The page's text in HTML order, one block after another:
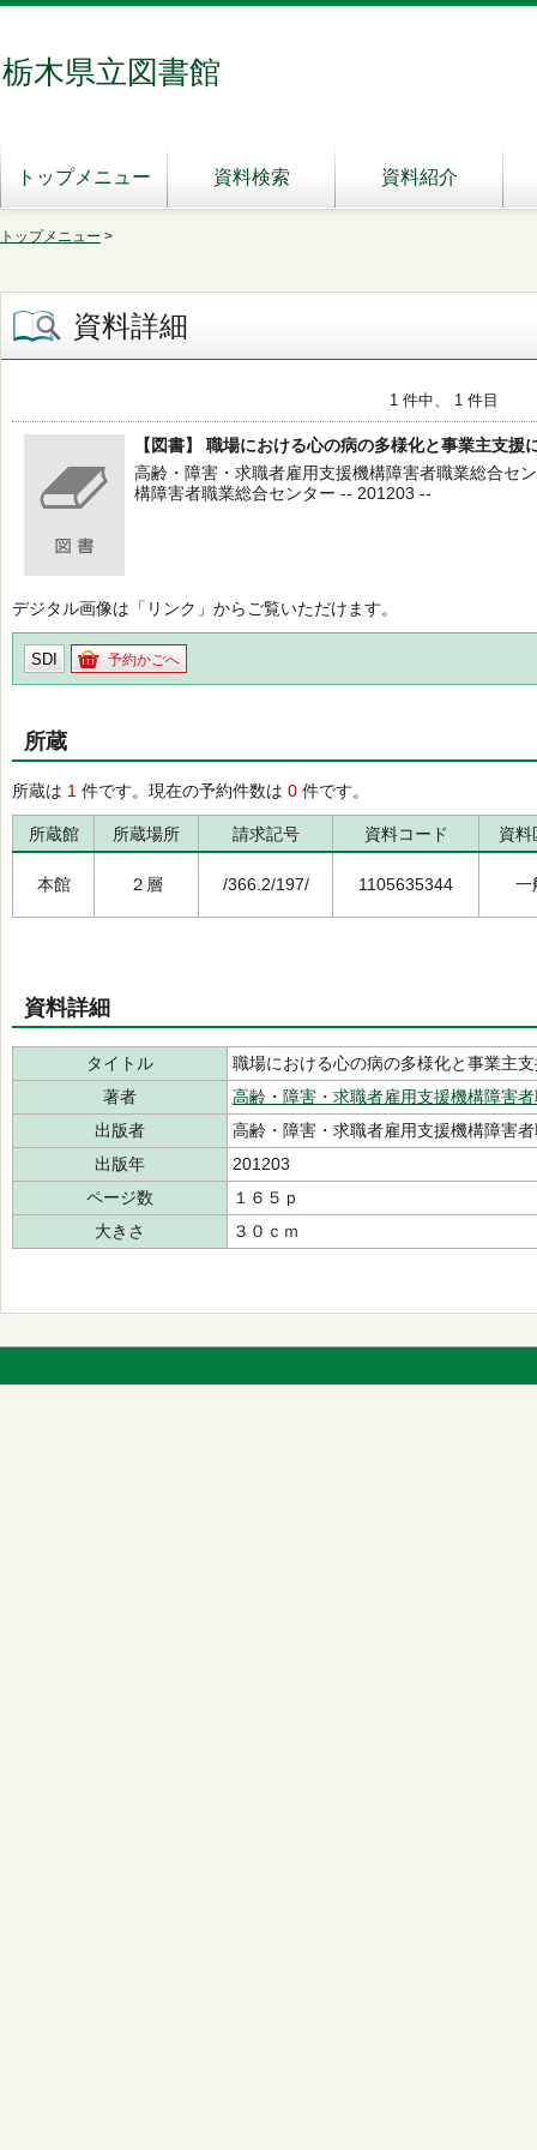
栃木県立図書館
トップメニュー 資料検索 資料紹介
トップメニュー >
資料詳細
1 件中、 1 件目
【図書】 職場における心の病の多様化と事業主支援
高齢・障害・求職者雇用支援機構障害者職業総合セ
構障害者職業総合センター -- 201203 --
デジタル画像は「リンク」からご覧いただけます。
SDI 予約かごへ
所蔵
所蔵は 1 件です。現在の予約件数は 0 件です。
所蔵館 所蔵場所 請求記号 資料コード 資料
本館 ２層 /366.2/197/ 1105635344 一
資料詳細
タイトル
職場における心の病の多様化と事業主
著者
高齢・障害・求職者雇用支援機構障害
出版者
高齢・障害・求職者雇用支援機構障害
出版年
201203
ページ数
１６５ｐ
大きさ
３０ｃｍ